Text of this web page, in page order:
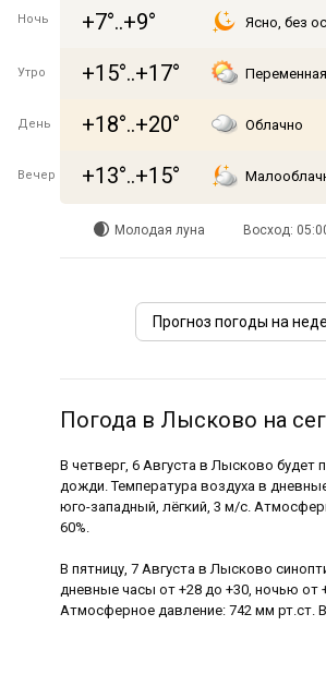
Ночь +7°..+9° Ясно, без
Утро +15°..+17°
День +18°..+20° Облачно
Вечер +13°..+15°
Молодая луна Восход:
Прогноз погоды на
Погода в Лысково на
В четверг, 6 Августа в Лысково
дожди. Температура воздуха в
юго-западный, лёгкий, 3 м/с.
60%.
В пятницу, 7 Августа в Лысково
дневные часы от +28 до +30, ночью от
Атмосферное давление: 742 мм рт.ст.